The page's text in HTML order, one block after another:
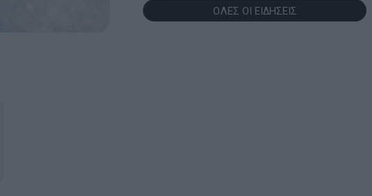
Λίσι: «Αξίζαμε κάτι παραπάνω –
ΟΛΕΣ ΟΙ ΕΙΔΗΣΕΙΣ